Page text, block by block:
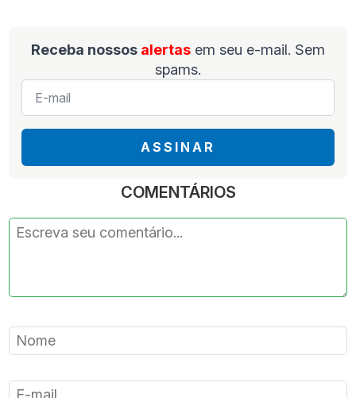
Receba nossos alertas em seu e-mail. Sem
spams.
E-
mail
ASSINAR
COMENTÁRIOS